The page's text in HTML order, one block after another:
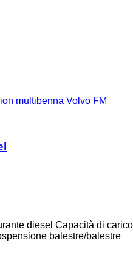
multibenna Volvo FM
diesel Capacità di carico
balestre/balestre